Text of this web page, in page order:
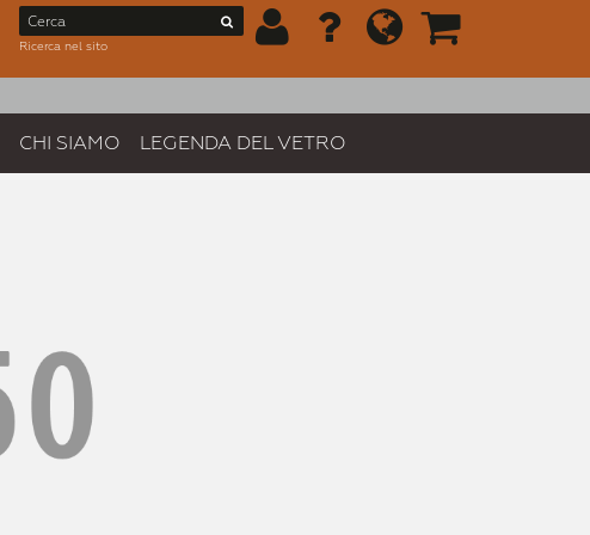
Ricerca nel sito
CHI SIAMO LEGENDA DEL VETRO